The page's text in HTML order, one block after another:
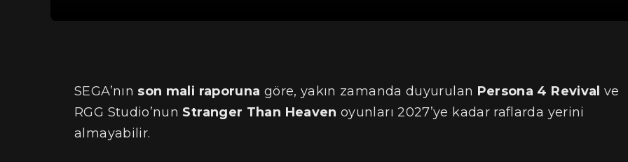
SEGA’nın son mali raporuna göre, yakın zamanda duyurulan Persona 4 Revival ve
RGG Studio’nun Stranger Than Heaven oyunları 2027’ye kadar raflarda yerini
almayabilir.